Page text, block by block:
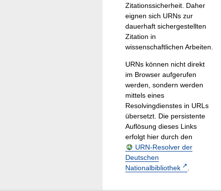
Zitationssicherheit. Daher
eignen sich URNs zur
dauerhaft sichergestellten
Zitation in
wissenschaftlichen Arbeiten.
URNs können nicht direkt
im Browser aufgerufen
werden, sondern werden
mittels eines
Resolvingdienstes in URLs
übersetzt. Die persistente
Auflösung dieses Links
erfolgt hier durch den
URN-Resolver der
Deutschen
Nationalbibliothek
.